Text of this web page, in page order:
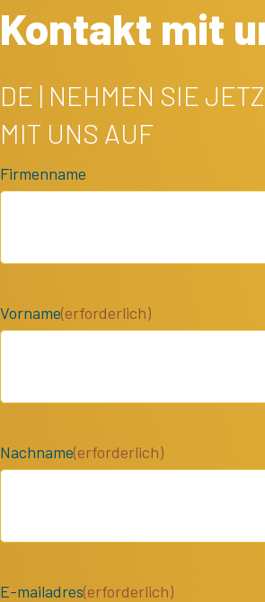
Kontakt mit
DE | NEHMEN SIE
MIT UNS AUF
Firmenname
Vorname(erforderlich)
Nachname(erforderlich)
E-mailadres(erforderlich)